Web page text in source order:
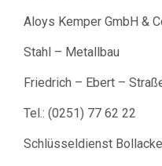
Aloys Kemper GmbH &
Stahl – Metallbau
Friedrich – Ebert –
Tel.: (0251) 77 62 22
Schlüsseldienst Bollacke